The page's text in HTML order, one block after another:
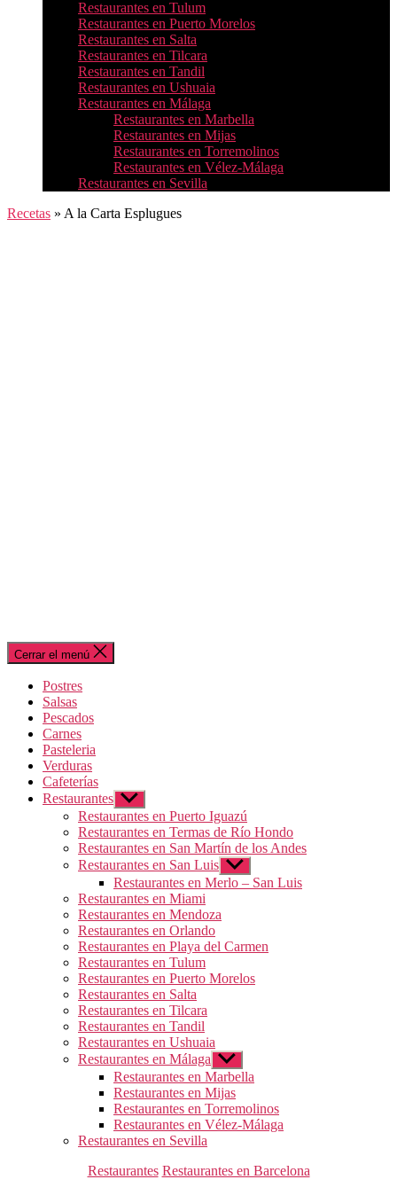
Restaurantes en Tulum
Restaurantes en Puerto Morelos
Restaurantes en Salta
Restaurantes en Tilcara
Restaurantes en Tandil
Restaurantes en Ushuaia
Restaurantes en Málaga
Restaurantes en Marbella
Restaurantes en Mijas
Restaurantes en Torremolinos
Restaurantes en Vélez-Málaga
Restaurantes en Sevilla
Recetas » A la Carta Esplugues
Cerrar el menú
Postres
Salsas
Pescados
Carnes
Pasteleria
Verduras
Cafeterías
Restaurantes Mostrar
el
submenú
Restaurantes en Puerto Iguazú
Restaurantes en Termas de Río Hondo
Restaurantes en San Martín de los Andes
Restaurantes en San Luis Mostrar
el
submenú
Restaurantes en Merlo – San Luis
Restaurantes en Miami
Restaurantes en Mendoza
Restaurantes en Orlando
Restaurantes en Playa del Carmen
Restaurantes en Tulum
Restaurantes en Puerto Morelos
Restaurantes en Salta
Restaurantes en Tilcara
Restaurantes en Tandil
Restaurantes en Ushuaia
Restaurantes en Málaga Mostrar
el
submenú
Restaurantes en Marbella
Restaurantes en Mijas
Restaurantes en Torremolinos
Restaurantes en Vélez-Málaga
Restaurantes en Sevilla
Categorías
Restaurantes Restaurantes en Barcelona